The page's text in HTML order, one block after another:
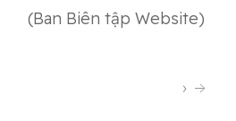
(Ban Biên tập Website)
›